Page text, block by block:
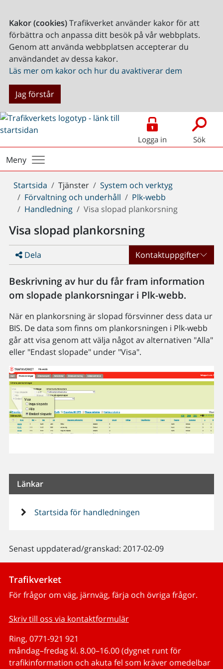
Kakor (cookies)Trafikverket använder kakor för att
förbättra och anpassa ditt besök på vår webbplats.
Genom att använda webbplatsen accepterar du
användandet av dessa kakor.
Läs mer om kakor och hur du avaktiverar dem
Jag förstår
Logga in Sök
Meny
Du
är
här:
Startsida Tjänster
System och verktyg
Förvaltning och underhåll
Plk-webb
Handledning
Visa slopad plankorsning
Visa slopad plankorsning
Dela Kontaktuppgifter
Beskrivning av hur du får fram information
om slopade plankorsningar i Plk-webb.
När en plankorsning är slopad försvinner dess data ur
BIS. De data som finns om plankorsningen i Plk-webb
går att visa genom att välja något av alternativen "Alla"
eller "Endast slopade" under "Visa".
Länkar
Startsida för handledningen
Senast uppdaterad/granskad: 2017-02-09
Trafikverket
För frågor om väg, järnväg, färja och övriga frågor.
Skriv till oss via kontaktformulär
Ring, 0771-921 921
måndag–fredag kl. 8.00–16.00 (dygnet runt för
trafikinformation och akuta fel som kräver omedelbar